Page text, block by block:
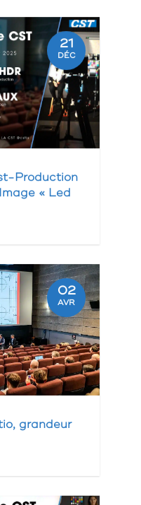
21
DÉC
Production
« Led
02
AVR
grandeur